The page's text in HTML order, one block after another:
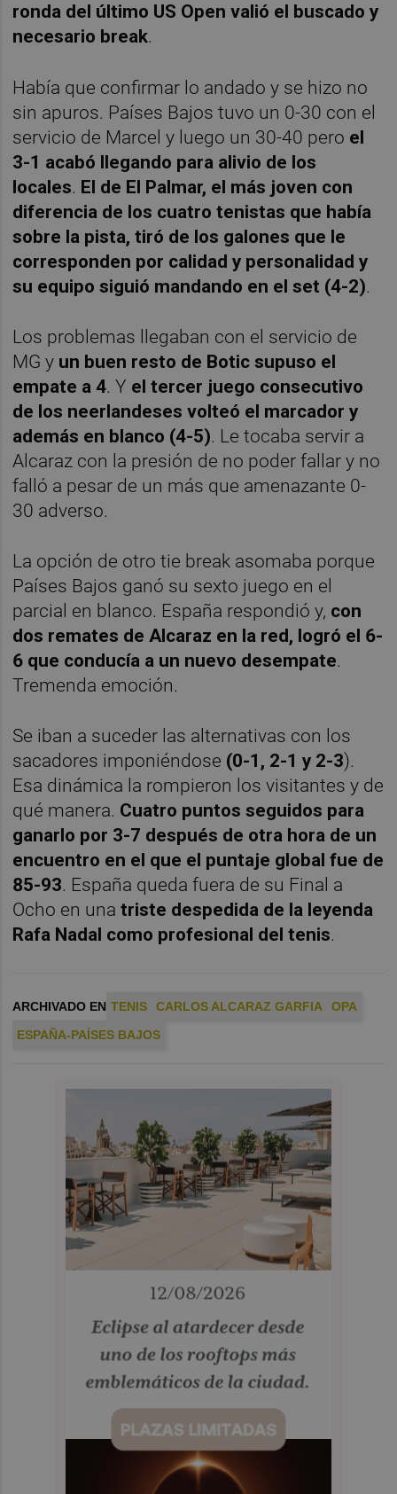
ronda del último US Open valió el buscado y
necesario break.
Había que confirmar lo andado y se hizo no
sin apuros. Países Bajos tuvo un 0-30 con el
servicio de Marcel y luego un 30-40 pero el
3-1 acabó llegando para alivio de los
locales. El de El Palmar, el más joven con
diferencia de los cuatro tenistas que había
sobre la pista, tiró de los galones que le
corresponden por calidad y personalidad y
su equipo siguió mandando en el set (4-2).
Los problemas llegaban con el servicio de
MG y un buen resto de Botic supuso el
empate a 4. Y el tercer juego consecutivo
de los neerlandeses volteó el marcador y
además en blanco (4-5). Le tocaba servir a
Alcaraz con la presión de no poder fallar y no
falló a pesar de un más que amenazante 0-
30 adverso.
La opción de otro tie break asomaba porque
Países Bajos ganó su sexto juego en el
parcial en blanco. España respondió y, con
dos remates de Alcaraz en la red, logró el 6-
6 que conducía a un nuevo desempate.
Tremenda emoción.
Se iban a suceder las alternativas con los
sacadores imponiéndose (0-1, 2-1 y 2-3).
Esa dinámica la rompieron los visitantes y de
qué manera. Cuatro puntos seguidos para
ganarlo por 3-7 después de otra hora de un
encuentro en el que el puntaje global fue de
85-93. España queda fuera de su Final a
Ocho en una triste despedida de la leyenda
Rafa Nadal como profesional del tenis.
ARCHIVADO EN TENIS CARLOS ALCARAZ GARFIA
OPA
ESPAÑA-PAÍSES BAJOS